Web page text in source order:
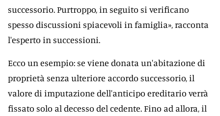
successorio. Purtroppo, in seguito si verificano
spesso discussioni spiacevoli in famiglia», racconta
l'esperto in successioni.
Ecco un esempio: se viene donata un'abitazione di
proprietà senza ulteriore accordo successorio, il
valore di imputazione dell'anticipo ereditario verrà
fissato solo al decesso del cedente. Fino ad allora, il